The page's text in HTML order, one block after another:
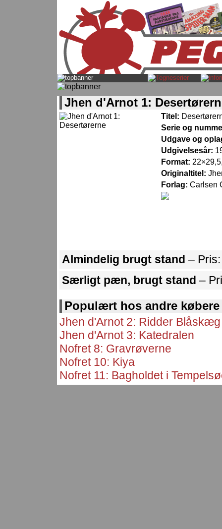
Jhen d'Arnot 1:
Titel:
Serie og
Udgave og
Udgivelsesår:
Format:
Originaltitel:
Forlag: Carlsen
Almindelig brugt stand –
Særligt pæn, brugt stand –
Populært hos andre købere
Jhen d'Arnot 2: Ridder Blåskæg
Jhen d'Arnot 3: Katedralen
Nofret 8: Gravrøverne
Nofret 10: Kiya
Nofret 11: Bagholdet i